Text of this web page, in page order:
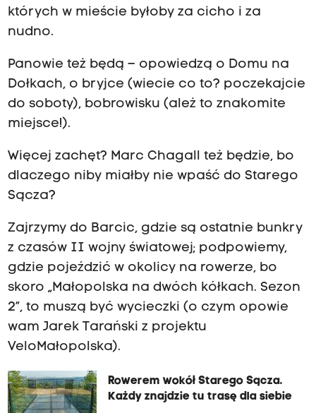
których w mieście byłoby za cicho i za
nudno.
Panowie też będą – opowiedzą o Domu na
Dołkach, o bryjce (wiecie co to? poczekajcie
do soboty), bobrowisku (ależ to znakomite
miejsce!).
Więcej zachęt? Marc Chagall też będzie, bo
dlaczego niby miałby nie wpaść do Starego
Sącza?
Zajrzymy do Barcic, gdzie są ostatnie bunkry
z czasów II wojny światowej; podpowiemy,
gdzie pojeździć w okolicy na rowerze, bo
skoro „Małopolska na dwóch kółkach. Sezon
2”, to muszą być wycieczki (o czym opowie
wam Jarek Tarański z projektu
VeloMałopolska).
Rowerem wokół Starego Sącza.
Każdy znajdzie tu trasę dla siebie